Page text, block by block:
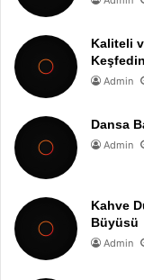
Kaliteli
Keşfedin
Admin
Dansa
Admin
Kahve
Büyüsü
Admin